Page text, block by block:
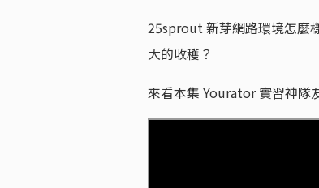
25sprout 新芽網路環境怎麼
大的收穫？
來看本集 Yourator 實習神隊